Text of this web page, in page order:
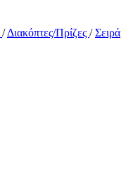
/ Διακόπτες/Πρίζες / Σειρά